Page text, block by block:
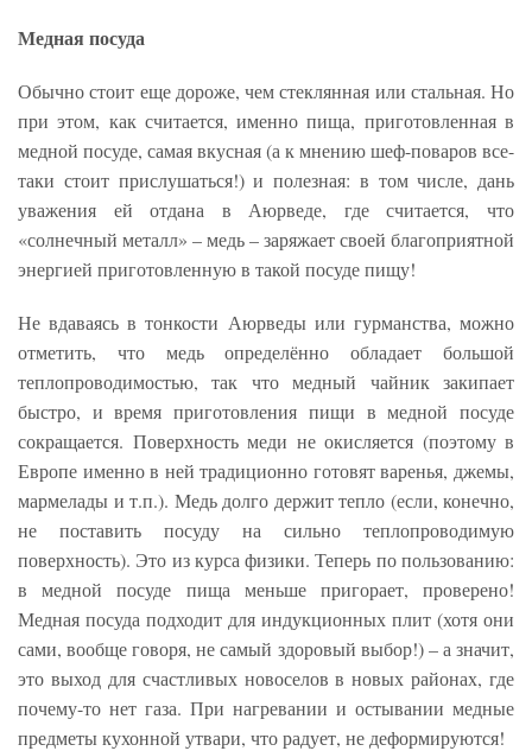
Медная посуда
Обычно стоит еще дороже, чем стеклянная или стальная. Но
при этом, как считается, именно пища, приготовленная в
медной посуде, самая вкусная (а к мнению шеф-поваров все-
таки стоит прислушаться!) и полезная: в том числе, дань
уважения ей отдана в Аюрведе, где считается, что
«солнечный металл» – медь – заряжает своей благоприятной
энергией приготовленную в такой посуде пищу!
Не вдаваясь в тонкости Аюрведы или гурманства, можно
отметить, что медь определённо обладает большой
теплопроводимостью, так что медный чайник закипает
быстро, и время приготовления пищи в медной посуде
сокращается. Поверхность меди не окисляется (поэтому в
Европе именно в ней традиционно готовят варенья, джемы,
мармелады и т.п.). Медь долго держит тепло (если, конечно,
не поставить посуду на сильно теплопроводимую
поверхность). Это из курса физики. Теперь по пользованию:
в медной посуде пища меньше пригорает, проверено!
Медная посуда подходит для индукционных плит (хотя они
сами, вообще говоря, не самый здоровый выбор!) – а значит,
это выход для счастливых новоселов в новых районах, где
почему-то нет газа. При нагревании и остывании медные
предметы кухонной утвари, что радует, не деформируются!